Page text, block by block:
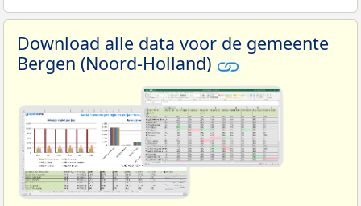
Download alle data voor de gemeente
Bergen (Noord-Holland)